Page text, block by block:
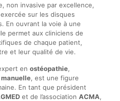
non invasive par excellence,
sur les disques
En ouvrant la voie à une
permet aux cliniciens de
de chaque patient,
et leur qualité de vie.
en ostéopathie,
, est une figure
En tant que président
et de l’association ACMA,